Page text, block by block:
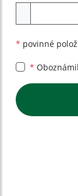
* povinné
*
Google